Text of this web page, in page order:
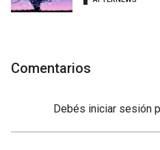
Comentarios
Debés iniciar sesión